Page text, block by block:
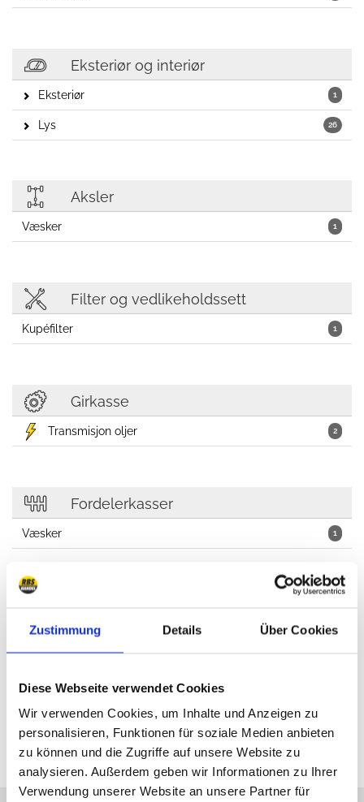
Zustimmung Details Über Cookies
Diese Webseite verwendet Cookies
Wir verwenden Cookies, um Inhalte und Anzeigen zu
personalisieren, Funktionen für soziale Medien anbieten
zu können und die Zugriffe auf unsere Website zu
analysieren. Außerdem geben wir Informationen zu Ihrer
Verwendung unserer Website an unsere Partner für
Eksteriør og interiør
1
Eksteriør
26
Lys
Aksler
1
Væsker
Filter og vedlikeholdssett
1
Kupéfilter
Girkasse
2
Transmisjon oljer
Fordelerkasser
1
Væsker
Bil kosmetikk, Oljer, smøremidler, verksted